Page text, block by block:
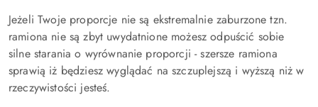
Jeżeli Twoje proporcje nie są ekstremalnie zaburzone tzn.
ramiona nie są zbyt uwydatnione możesz odpuścić sobie
silne starania o wyrównanie proporcji - szersze ramiona
sprawią iż będziesz wyglądać na szczuplejszą i wyższą niż w
rzeczywistości jesteś.